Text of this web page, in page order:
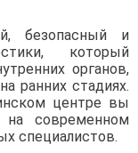
безопасный и
который
органов,
ранних стадиях.
центре вы
современном
специалистов.